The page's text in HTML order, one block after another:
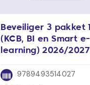
Beveiliger 3 pakket 1
(KCB, BI en Smart e-
learning) 2026/2027
9789493514027